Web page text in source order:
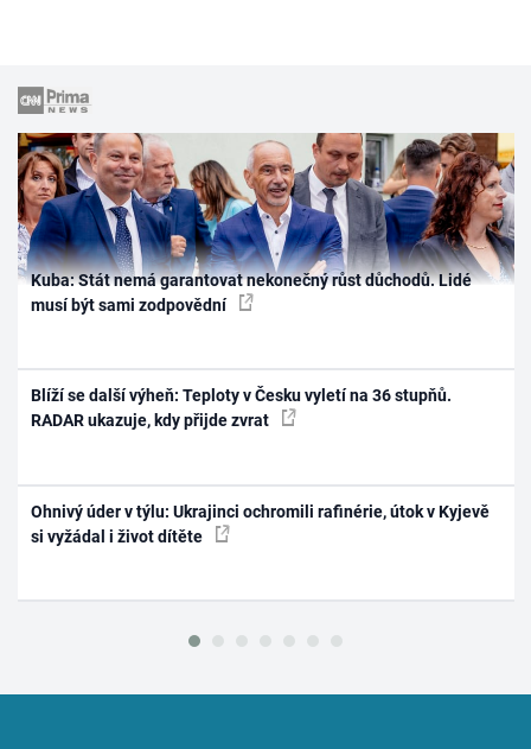
Kuba: Stát nemá garantovat nekonečný růst důchodů. Lidé
musí být sami zodpovědní
Blíží se další výheň: Teploty v Česku vyletí na 36 stupňů.
RADAR ukazuje, kdy přijde zvrat
Ohnivý úder v týlu: Ukrajinci ochromili rafinérie, útok v Kyjevě
si vyžádal i život dítěte